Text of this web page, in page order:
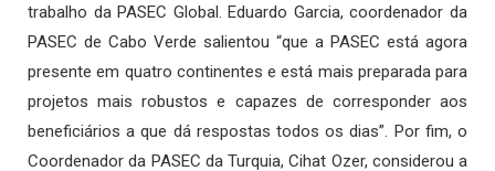
trabalho da PASEC Global. Eduardo Garcia, coordenador da
PASEC de Cabo Verde salientou “que a PASEC está agora
presente em quatro continentes e está mais preparada para
projetos mais robustos e capazes de corresponder aos
beneficiários a que dá respostas todos os dias”. Por fim, o
Coordenador da PASEC da Turquia, Cihat Ozer, considerou a